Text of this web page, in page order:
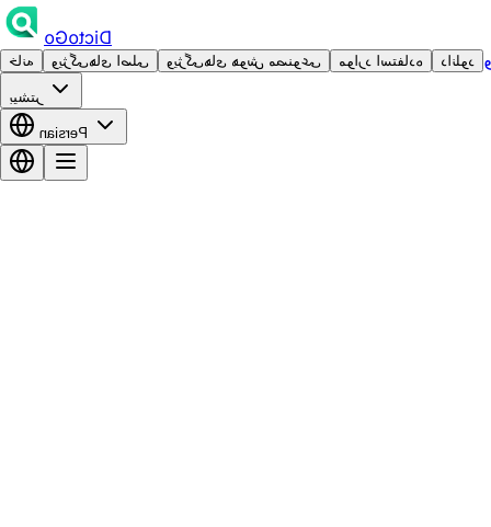
DictoGo
خانه ویژگی‌های اصلی ویژگی‌های هوش مصنوعی موارد استفاده دانلود
بیشتر